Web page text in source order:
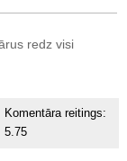
redz visi
Komentāra reitings:
5.75